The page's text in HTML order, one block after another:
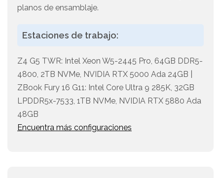
planos de ensamblaje.
Estaciones de trabajo:
Z4 G5 TWR: Intel Xeon W5-2445 Pro, 64GB DDR5-
4800, 2TB NVMe, NVIDIA RTX 5000 Ada 24GB |
ZBook Fury 16 G11: Intel Core Ultra 9 285K, 32GB
LPDDR5x-7533, 1TB NVMe, NVIDIA RTX 5880 Ada
48GB
Encuentra más configuraciones